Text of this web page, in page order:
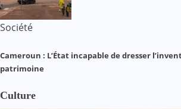
Société
Cameroun : L’État incapable de dresser
patrimoine
Culture